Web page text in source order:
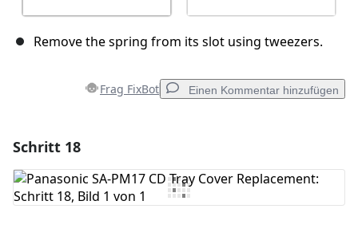
Remove the spring from its slot using tweezers.
Frag FixBot Einen Kommentar hinzufügen
Kommentar hinzufügen
Schritt 18